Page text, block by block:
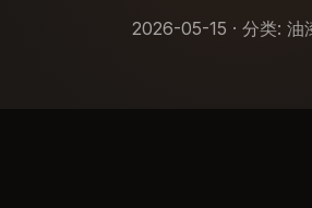
2026-05-15 · 分类: 油